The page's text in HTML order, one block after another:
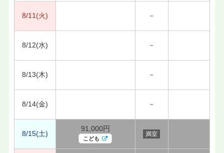
8/11(火) －
8/12(水) －
8/13(木) －
8/14(金) －
8/15(土)
91,000円
こども
満室